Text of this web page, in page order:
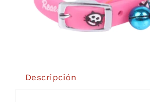
Descripción